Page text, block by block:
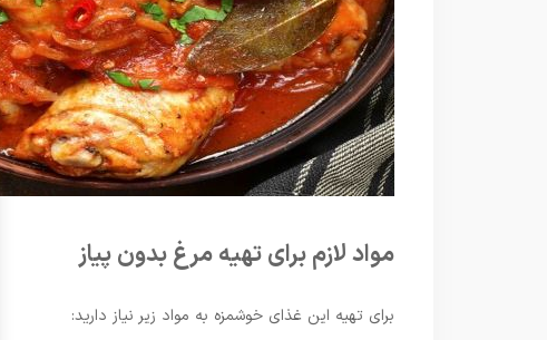
مواد لازم برای تهیه مرغ بدون پیاز
برای تهیه این غذای خوشمزه به مواد زیر نیاز دارید: